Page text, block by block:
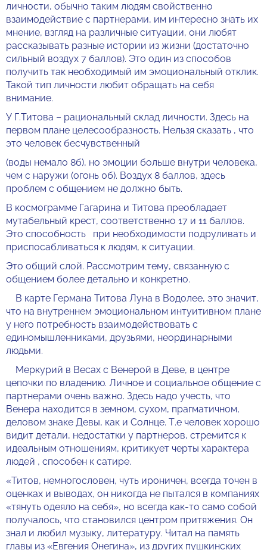
личности, обычно таким людям свойственно
взаимодействие с партнерами, им интересно знать их
мнение, взгляд на различные ситуации, они любят
рассказывать разные истории из жизни (достаточно
сильный воздух 7 баллов). Это один из способов
получить так необходимый им эмоциональный отклик.
Такой тип личности любит обращать на себя
внимание.
У Г.Титова – рациональный склад личности. Здесь на
первом плане целесообразность. Нельзя сказать , что
это человек бесчувственный
(воды немало 8б), но эмоции больше внутри человека,
чем с наружи (огонь 0б). Воздух 8 баллов, здесь
проблем с общением не должно быть.
В космограмме Гагарина и Титова преобладает
мутабельный крест, соответственно 17 и 11 баллов.
Это способность при необходимости подруливать и
приспосабливаться к людям, к ситуации.
Это общий слой. Рассмотрим тему, связанную с
общением более детально и конкретно.
В карте Германа Титова Луна в Водолее, это значит,
что на внутреннем эмоциональном интуитивном плане
у него потребность взаимодействовать с
единомышленниками, друзьями, неординарными
людьми.
Меркурий в Весах с Венерой в Деве, в центре
цепочки по владению. Личное и социальное общение с
партнерами очень важно. Здесь надо учесть, что
Венера находится в земном, сухом, прагматичном,
деловом знаке Девы, как и Солнце. Т.е человек хорошо
видит детали, недостатки у партнеров, стремится к
идеальным отношениям, критикует черты характера
людей , способен к сатире.
«Титов, немногословен, чуть ироничен, всегда точен в
оценках и выводах, он никогда не пытался в компаниях
«тянуть одеяло на себя», но всегда как-то само собой
получалось, что становился центром притяжения. Он
знал и любил музыку, литературу. Читал на память
главы из «Евгения Онегина», из других пушкинских